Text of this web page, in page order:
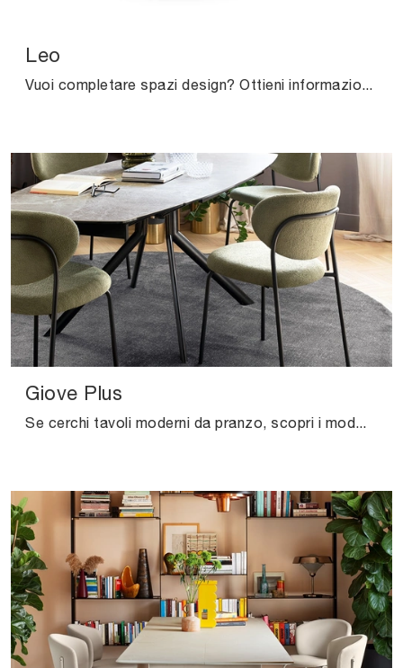
Leo
Giove Plus
Se cerchi tavoli moderni da pranzo, scopri i modelli allungabili di Connubia: clicca e scopri il modello Giove Plus in ceramica.